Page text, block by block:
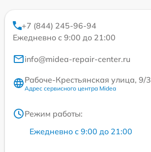
+7 (844) 245-96-94
Ежедневно с 9:00 до 21:00
info@midea-repair-center.ru
Рабоче-Крестьянская улица, 9/3
Адрес сервисного центра Midea
Режим работы:
Ежедневно с 9:00 до 21:00